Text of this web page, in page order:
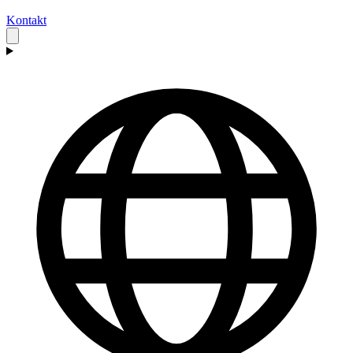
Kontakt